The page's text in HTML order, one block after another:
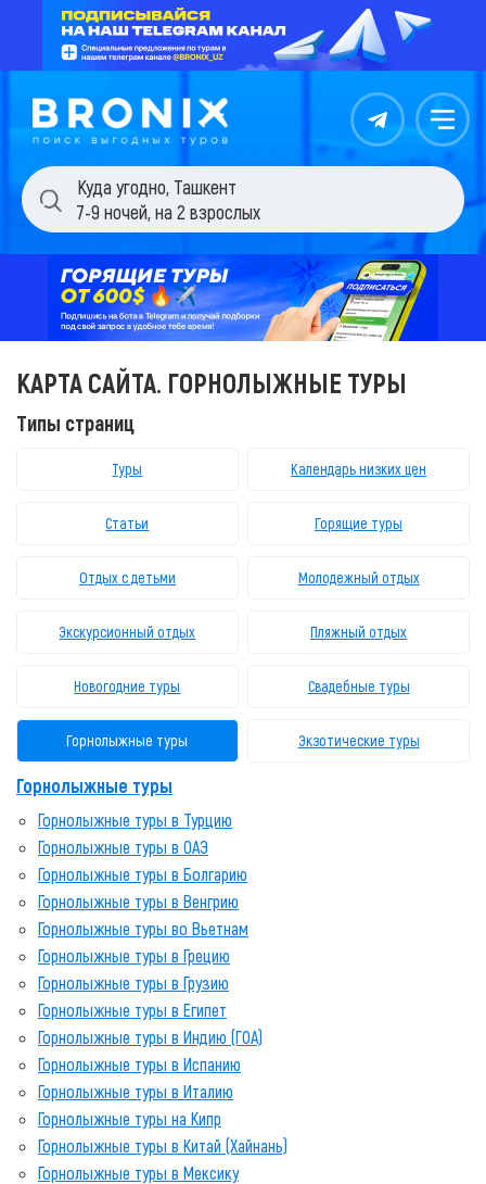
Контакты Меню
Куда угодно, Ташкент
7-9 ночей,на 2 взрослых
КАРТА САЙТА. ГОРНОЛЫЖНЫЕ ТУРЫ
Типы страниц
Туры Календарь низких цен
Статьи Горящие туры
Отдых с детьми Молодежный отдых
Экскурсионный отдых Пляжный отдых
Новогодние туры Свадебные туры
Горнолыжные туры Экзотические туры
Горнолыжные туры
Горнолыжные туры в Турцию
Горнолыжные туры в ОАЭ
Горнолыжные туры в Болгарию
Горнолыжные туры в Венгрию
Горнолыжные туры во Вьетнам
Горнолыжные туры в Грецию
Горнолыжные туры в Грузию
Горнолыжные туры в Египет
Горнолыжные туры в Индию (ГОА)
Горнолыжные туры в Испанию
Горнолыжные туры в Италию
Горнолыжные туры на Кипр
Горнолыжные туры в Китай (Хайнань)
Горнолыжные туры в Мексику